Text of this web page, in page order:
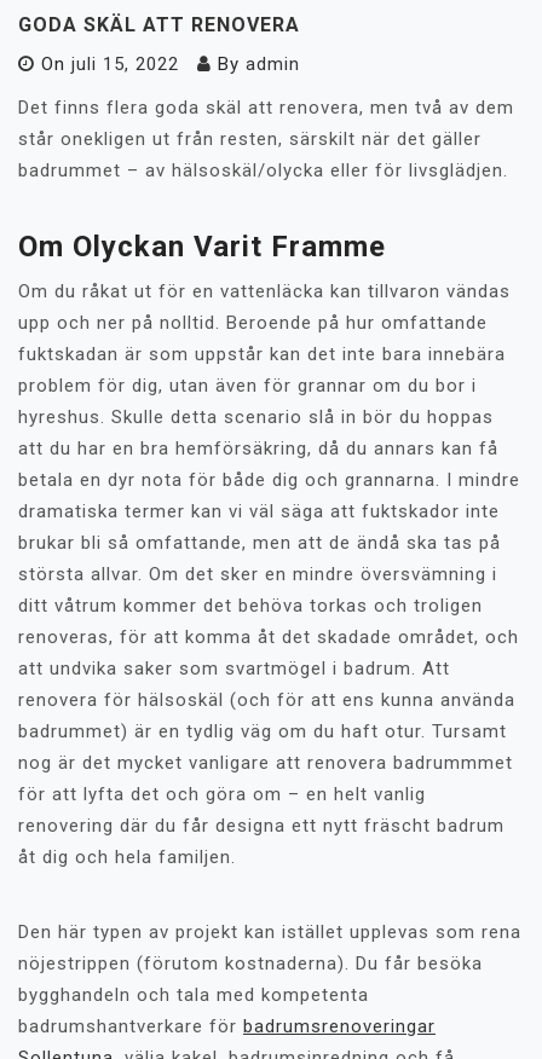
GODA SKÄL ATT RENOVERA
On juli 15, 2022 By admin
Det finns flera goda skäl att renovera, men två av dem
står onekligen ut från resten, särskilt när det gäller
badrummet – av hälsoskäl/olycka eller för livsglädjen.
Om Olyckan Varit Framme
Om du råkat ut för en vattenläcka kan tillvaron vändas
upp och ner på nolltid. Beroende på hur omfattande
fuktskadan är som uppstår kan det inte bara innebära
problem för dig, utan även för grannar om du bor i
hyreshus. Skulle detta scenario slå in bör du hoppas
att du har en bra hemförsäkring, då du annars kan få
betala en dyr nota för både dig och grannarna. I mindre
dramatiska termer kan vi väl säga att fuktskador inte
brukar bli så omfattande, men att de ändå ska tas på
största allvar. Om det sker en mindre översvämning i
ditt våtrum kommer det behöva torkas och troligen
renoveras, för att komma åt det skadade området, och
att undvika saker som svartmögel i badrum. Att
renovera för hälsoskäl (och för att ens kunna använda
badrummet) är en tydlig väg om du haft otur. Tursamt
nog är det mycket vanligare att renovera badrummmet
för att lyfta det och göra om – en helt vanlig
renovering där du får designa ett nytt fräscht badrum
åt dig och hela familjen.
Den här typen av projekt kan istället upplevas som rena
nöjestrippen (förutom kostnaderna). Du får besöka
bygghandeln och tala med kompetenta
badrumshantverkare för badrumsrenoveringar